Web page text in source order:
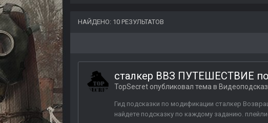
НАЙДЕНО: 10 РЕЗУЛЬТАТОВ
сталкер ВВЗ ПУТЕШЕСТВИЕ
TopSecret опубликовал тема в
Гид подсказки по модификации сталкер
найдете подсказку по каждому заданию.